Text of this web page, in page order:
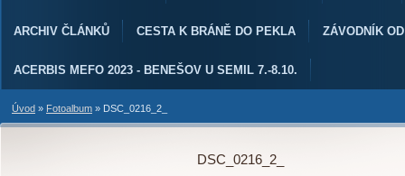
ARCHIV ČLÁNKŮ CESTA K BRÁNĚ DO PEKLA ZÁVODNÍK
ACERBIS MEFO 2023 - BENEŠOV U SEMIL 7.-8.10.
Úvod » Fotoalbum » DSC_0216_2_
DSC_0216_2_